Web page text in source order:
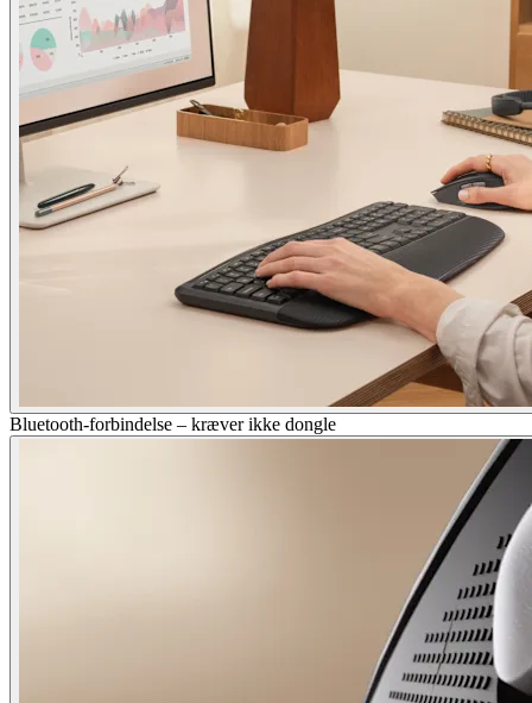
Bluetooth-forbindelse – kræver ikke dongle